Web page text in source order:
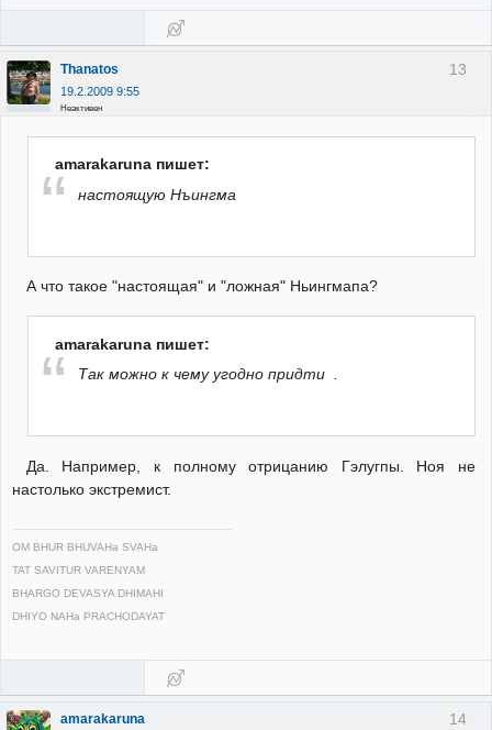
13
Thanatos
19.2.2009 9:55
Неактивен
amarakaruna пишет:
настоящую Нъингма
А что такое "настоящая" и "ложная" Ньингмапа?
amarakaruna пишет:
Так можно к чему угодно придти .
Да. Например, к полному отрицанию Гэлугпы. Ноя не
настолько экстремист.
OM BHUR BHUVAHa SVAHa
TAT SAVITUR VARENYAM
BHARGO DEVASYA DHIMAHI
DHIYO NAHa PRACHODAYAT
14
amarakaruna